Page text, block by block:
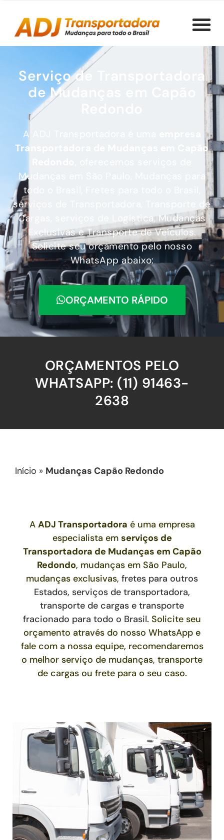
Serviço de Transportadora
de Mudanças em Capão
A ADJ Transportadora é uma
Transportadora de Mudanças
em Capão
Mudanças em São Paulo, Mudanças para
todo o Brasil, Fretes para todo o Brasil,
serviços de Transportadora, Transporte de
Cargas, serviços de Logística, Mudanças
Exclusivas e Transporte de Veículos.
Solicite seu orçamento pelo nosso
WhatsApp abaixo:
ORÇAMENTO RÁPIDO
ORÇAMENTOS PELO
WHATSAPP: (11) 91463-
2638
Início » Mudanças Capão Redondo
A ADJ Transportadora é uma empresa
especialista em serviços de
Transportadora de Mudanças em Capão
Redondo, mudanças em São Paulo,
mudanças exclusivas, fretes para outros
Estados, serviços de transportadora,
transporte de cargas e transporte
fracionado para todo o Brasil. Solicite seu
orçamento através do nosso WhatsApp e
fale com a nossa equipe, recomendaremos
o melhor serviço de mudanças, transporte
de cargas ou frete para o seu caso.